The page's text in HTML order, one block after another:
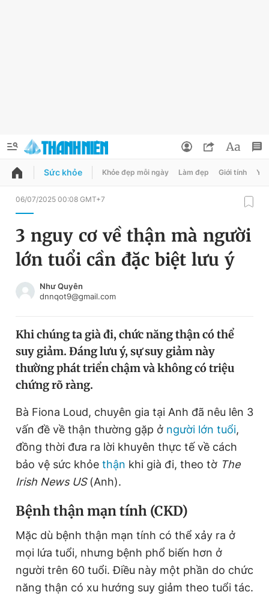
QUẢNG CÁO ĐẶT BÁO
Chuyên mục
Chuyên mục khác
Tin thị trường Tin 360
Video
Sản phẩm khác
Tiện ích Bạn cần biết
Thông tin tòa soạn
Đọc Thanh Niên trên điện thoại
Đổi mật khẩu
Tin đã lưu
Tin đã xem
Đăng xuất
Sức khỏe Khỏe đẹp mỗi ngày Làm đẹp Giới tính Y
06/07/2025 00:08 GMT+7
3 nguy cơ về thận mà người
lớn tuổi cần đặc biệt lưu ý
Như Quyên
dnnqot9@gmail.com
Khi chúng ta già đi, chức năng thận có thể
suy giảm. Đáng lưu ý, sự suy giảm này
thường phát triển chậm và không có triệu
chứng rõ ràng.
Bà Fiona Loud, chuyên gia tại Anh đã nêu lên 3
vấn đề về thận thường gặp ở người lớn tuổi,
đồng thời đưa ra lời khuyên thực tế về cách
bảo vệ sức khỏe thận khi già đi, theo tờ The
Irish News US(Anh).
Bệnh thận mạn tính (CKD)
Mặc dù bệnh thận mạn tính có thể xảy ra ở
mọi lứa tuổi, nhưng bệnh phổ biến hơn ở
người trên 60 tuổi. Điều này một phần do chức
năng thận có xu hướng suy giảm theo tuổi tác.